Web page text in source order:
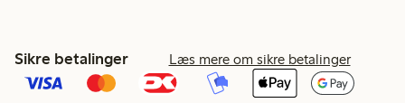
Sikre betalinger Læs mere om sikre betalinger